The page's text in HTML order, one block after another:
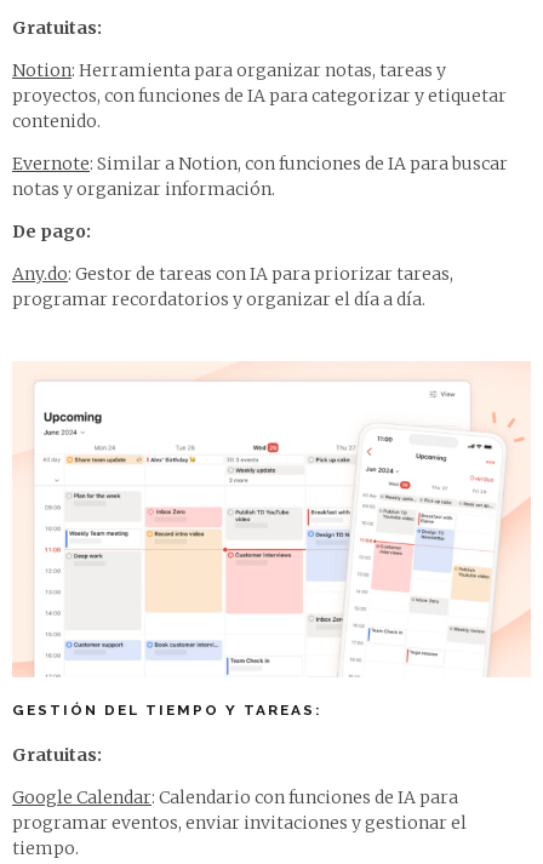
Gratuitas:
Notion: Herramienta para organizar notas, tareas y
proyectos, con funciones de IA para categorizar y etiquetar
contenido.
Evernote: Similar a Notion, con funciones de IA para buscar
notas y organizar información.
De pago:
Any.do: Gestor de tareas con IA para priorizar tareas,
programar recordatorios y organizar el día a día.
GESTIÓN DEL TIEMPO Y TAREAS:
Gratuitas:
Google Calendar: Calendario con funciones de IA para
programar eventos, enviar invitaciones y gestionar el
tiempo.